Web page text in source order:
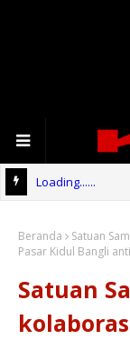
Loading......
Beranda
Satuan
Pasar Kidul Bangli
Satuan